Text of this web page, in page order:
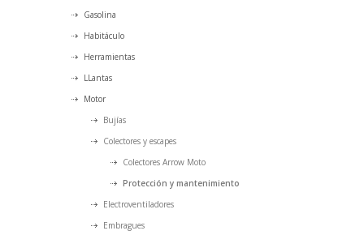
Gasolina
Habitáculo
Herramientas
LLantas
Motor
Bujías
Colectores y escapes
Colectores Arrow Moto
Protección y mantenimiento
Electroventiladores
Embragues